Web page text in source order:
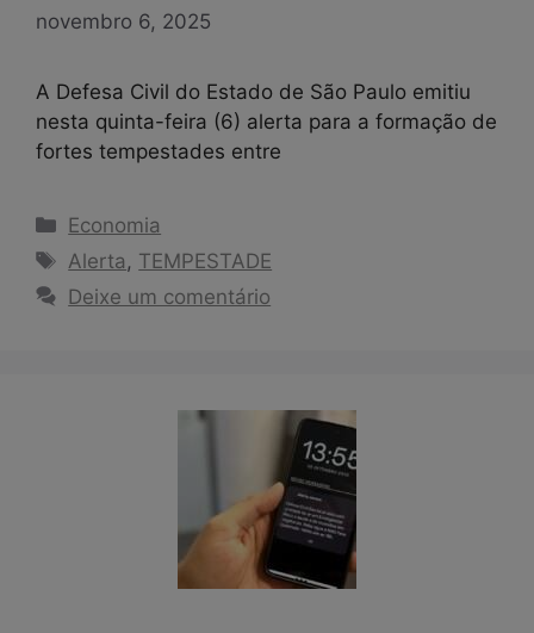
novembro 6, 2025
A Defesa Civil do Estado de São Paulo emitiu
nesta quinta-feira (6) alerta para a formação de
fortes tempestades entre
Categorias
Economia
Tags
Alerta , TEMPESTADE
Deixe um comentário